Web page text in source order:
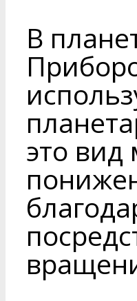
В
это вид